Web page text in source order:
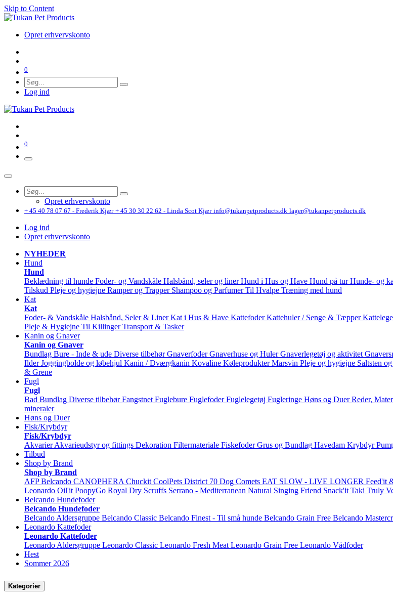
Skip to Content
Opret erhvervskonto
0
Log ind
0
Opret erhvervskonto
+ 45 40 78 07 67 - Frederik Kjær + 45 30 30 22 62 - Linda Scot Kjær info@tukanpetproducts.dk lager@tukanpetproducts.dk
Log ind
Opret erhvervskonto
NYHEDER
Hund
Hund
Beklædning til hunde Foder- og Vandskåle Halsbånd, seler og liner Hund i Hus og Have Hund på tur Hunde- og
Tilskud Pleje og hygiejne Ramper og Trapper Shampoo og Parfumer Til Hvalpe Træning med hund
Kat
Kat
Foder- & Vandskåle Halsbånd, Seler & Liner Kat i Hus & Have Kattefoder Kattehuler / Senge & Tæpper
Pleje & Hygiejne Til Killinger Transport & Tasker
Kanin og Gnaver
Kanin og Gnaver
Bundlag Bure - Inde & ude Diverse tilbehør Gnaverfoder Gnaverhuse og Huler Gnaverlegetøj og aktivitet
Ilder Joggingbolde og løbehjul Kanin / Dværgkanin Kovaline Køleprodukter Marsvin Pleje og hygiejne Saltsten
& Grene
Fugl
Fugl
Bad Bundlag Diverse tilbehør Fangstnet Fuglebure Fuglefoder Fuglelegetøj Fugleringe Høns og Duer Reder,
mineraler
Høns og Duer
Fisk/Krybdyr
Fisk/Krybdyr
Akvarier Akvarieudstyr og fittings Dekoration Filtermateriale Fiskefoder Grus og Bundlag Havedam Krybdyr
Tilbud
Shop by Brand
Shop by Brand
AFP Belcando CANOPHERA Chuckit CoolPets District 70 Dog Comets EAT SLOW - LIVE LONGER Feed'it
Leonardo Oil'it PoopyGo Royal Dry Scruffs Serrano - Mediterranean Natural Singing Friend Snack'it Taki Truly
Belcando Hundefoder
Belcando Hundefoder
Belcando Aldersgruppe Belcando Classic Belcando Finest - Til små hunde Belcando Grain Free Belcando
Leonardo Kattefoder
Leonardo Kattefoder
Leonardo Aldersgruppe Leonardo Classic Leonardo Fresh Meat Leonardo Grain Free Leonardo Vådfoder
Hest
Sommer 2026
Kategorier